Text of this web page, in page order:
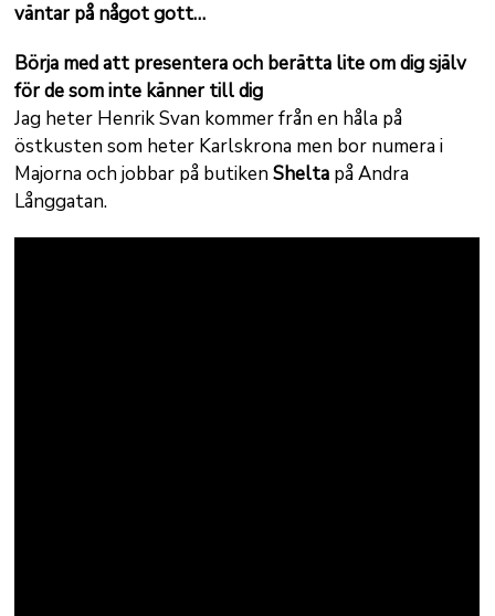
väntar på något gott…
Börja med att presentera och berätta lite om dig själv
för de som inte känner till dig
Jag heter Henrik Svan kommer från en håla på
östkusten som heter Karlskrona men bor numera i
Majorna och jobbar på butikenShelta på Andra
Långgatan.